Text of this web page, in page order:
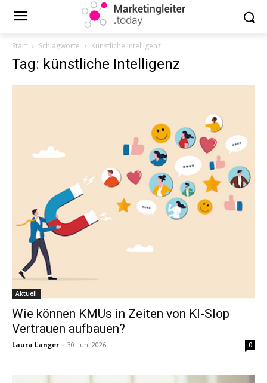
Start Schlagworte Künstliche Intelligenz
Tag: künstliche Intelligenz
Aktuell
Wie können KMUs in Zeiten von KI-Slop
Vertrauen aufbauen?
Laura Langer - 30. Juni 2026 0